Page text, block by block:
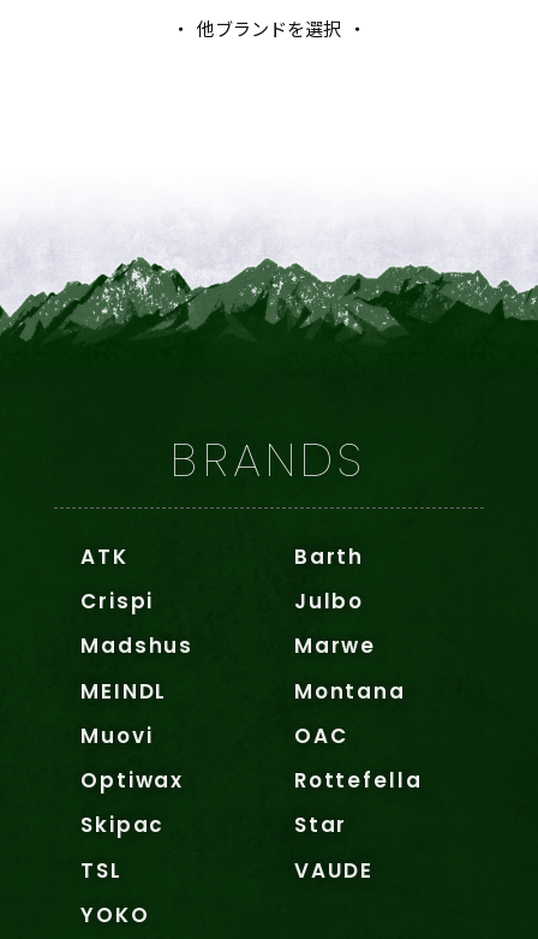
他ブランドを選択
BRANDS
ATK
Barth
Crispi
Julbo
Madshus
Marwe
MEINDL
Montana
Muovi
OAC
Optiwax
Rottefella
Skipac
Star
TSL
VAUDE
YOKO